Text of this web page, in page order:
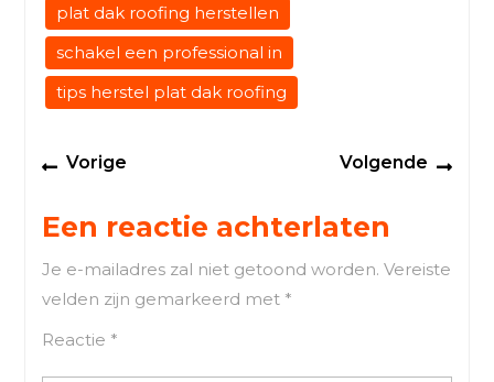
plat dak roofing herstellen
schakel een professional in
tips herstel plat dak roofing
Berichtnavigatie
Vorige Volgende
Een reactie achterlaten
Je e-mailadres zal niet getoond worden. Vereiste
velden zijn gemarkeerd met *
Reactie *